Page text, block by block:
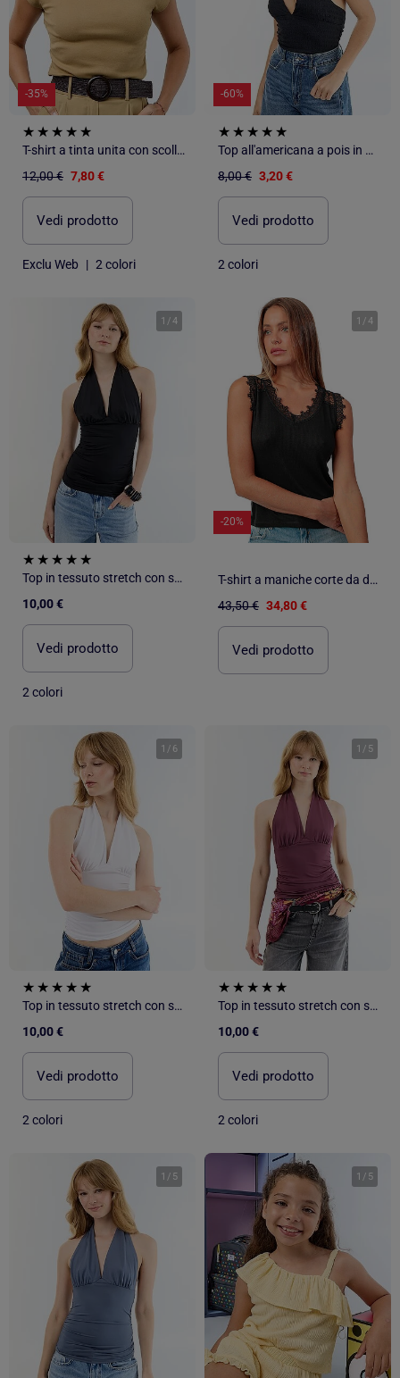
-35%
T-shirt a tinta unita con scollo all'americana e maniche corte
12,00 € 7,80 €
Vedi prodotto
Exclu Web | 2 colori
-60%
Top all'americana a pois in maglia crinkle
8,00 € 3,20 €
Vedi prodotto
2 colori
1 /4
Top in tessuto stretch con scollo all'americana
10,00 €
Vedi prodotto
2 colori
1 /4
-20%
T-shirt a maniche corte da donna ADMAS con scollo all'americana e lacci.
43,50 € 34,80 €
Vedi prodotto
1 / 6
Top in tessuto stretch con scollo all'americana
10,00 €
Vedi prodotto
2 colori
1 / 5
Top in tessuto stretch con scollo all'americana
10,00 €
Vedi prodotto
2 colori
1 / 5 1 / 5